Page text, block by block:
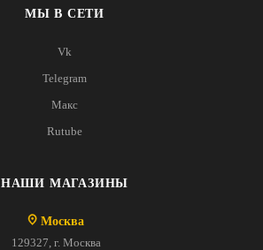
МЫ В СЕТИ
Vk
Telegram
Макс
Rutube
НАШИ МАГАЗИНЫ
Москва
129327, г. Москва